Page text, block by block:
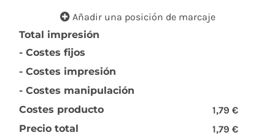
Añadir una posición de marcaje
Total impresión
- Costes fijos
- Costes impresión
- Costes manipulación
Costes producto
1,79 €
Precio total
1,79 €